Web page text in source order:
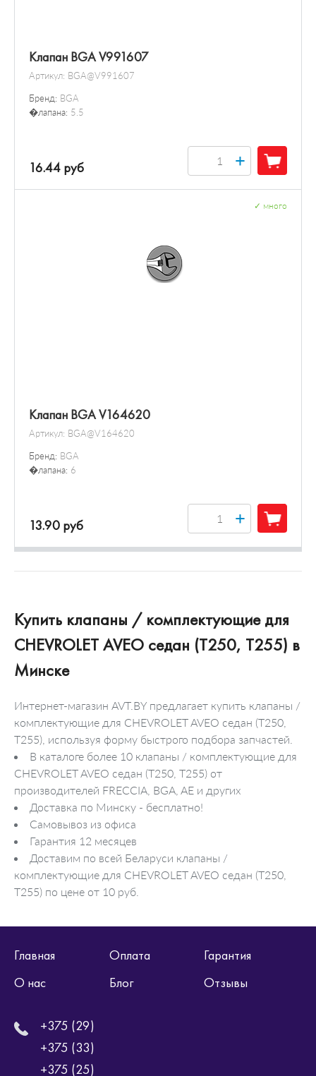
Клапан BGA V991607
Артикул: BGA@V991607
Бренд: BGA
�лапана: 5.5
16.44 руб +
Клапан BGA V164620
Артикул: BGA@V164620
Бренд: BGA
�лапана: 6
много
13.90 руб +
Купить клапаны / комплектующие для
CHEVROLET AVEO седан (T250, T255) в
Минске
Интернет-магазин AVT.BY предлагает купить клапаны /
комплектующие для CHEVROLET AVEO седан (T250,
T255), используя форму быстрого подбора запчастей.
В каталоге более 10 клапаны / комплектующие для
CHEVROLET AVEO седан (T250, T255) от
производителей FRECCIA, BGA, AE и других
Доставка по Минску - бесплатно!
Самовывоз из офиса
Гарантия 12 месяцев
Доставим по всей Беларуси клапаны /
комплектующие для CHEVROLET AVEO седан (T250,
T255) по цене от 10 руб.
Главная Оплата
Гарантия
О нас
Блог Отзывы
+375 (29)
+375 (33)
+375 (25)